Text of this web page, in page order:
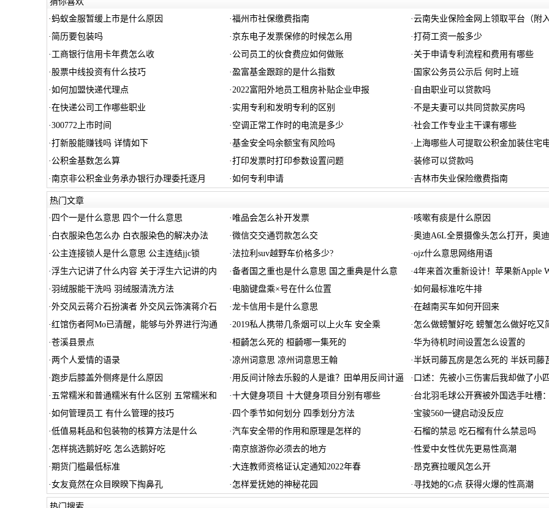
· 蚂蚁金服暂缓上市是什么原因 ·福州市社保缴费指南 ·云南失业保险金网上领取平台（附入
·简历要包装吗 · 京东电子发票保修的时候怎么用 ·打荷工资一般多少
· 工商银行信用卡年费怎么收 · 公司员工的伙食费应如何做账 · 关于申请专利流程和费用有哪些
· 股票中线投资有什么技巧 ·盈富基金跟踪的是什么指数 · 国家公务员公示后 何时上班
·如何加盟快递代理点 ·2022富阳外地员工租房补贴企业申报 · 自由职业可以贷款吗
·在快递公司工作哪些职业 · 实用专利和发明专利的区别 ·不是夫妻可以共同贷款买房吗
·300772上市时间 · 空调正常工作时的电流是多少 ·社会工作专业主干课有哪些
·打新股能赚钱吗 详情如下 ·基金安全吗余额宝有风险吗 · 上海哪些人可提取公积金加装住宅
· 公积金基数怎么算 ·打印发票时打印参数设置问题 ·装修可以贷款吗
·南京非公积金业务承办银行办理委托逐月 ·如何专利申请 ·吉林市失业保险缴费指南
热门文章
· 四个一是什么意思 四个一什么意思 · 唯品会怎么补开发票 · 咳嗽有痰是什么原因
· 白衣服染色怎么办 白衣服染色的解决办法 ·微信交交通罚款怎么交 ·奥迪A6L全景摄像头怎么打开，奥
· 公主连接锁人是什么意思 公主连结jjc锁 · 法拉利suv越野车价格多少? ·ojz什么意思网络用语
·浮生六记讲了什么内容 关于浮生六记讲的内 ·备者国之重也是什么意思 国之重典是什么意 ·4年来首次重新设计！苹果新Apple
·羽绒服能干洗吗 羽绒服清洗方法 · 电脑键盘乘×号在什么位置 ·如何最标准吃牛排
·外交风云蒋介石扮演者 外交风云饰演蒋介石 ·龙卡信用卡是什么意思 ·在越南买车如何开回来
·红馆伤者阿Mo已清醒，能够与外界进行沟通 ·2019私人携带几条烟可以上火车 安全乘 · 怎么做螃蟹好吃 螃蟹怎么做好吃又
·苍溪县景点 ·桓齮怎么死的 桓齮哪一集死的 ·华为待机时间设置怎么设置的
· 两个人爱情的语录 · 凉州词意思 凉州词意思王翰 ·半妖司藤瓦房是怎么死的 半妖司藤
· 跑步后膝盖外侧疼是什么原因 · 用反间计除去乐毅的人是谁？田单用反间计逼 · 口述：先被小三伤害后我却做了小四
· 五常糯米和普通糯米有什么区别 五常糯米和 ·十大健身项目 十大健身项目分别有哪些 · 台北羽毛球公开赛被外国选手吐槽
·如何管理员工 有什么管理的技巧 · 四个季节如何划分 四季划分方法 · 宝骏560一键启动没反应
·低值易耗品和包装物的核算方法是什么 ·汽车安全带的作用和原理是怎样的 ·石榴的禁忌 吃石榴有什么禁忌吗
· 怎样挑选鹅好吃 怎么选鹅好吃 ·南京旅游你必须去的地方 ·性爱中女性优先更易性高潮
·期货门槛最低标准 ·大连教师资格证认定通知2022年春 · 昂克赛拉暖风怎么开
·女友竟然在众目睽睽下掏鼻孔 · 怎样爱抚她的神秘花园 · 寻找她的G点 获得火爆的性高潮